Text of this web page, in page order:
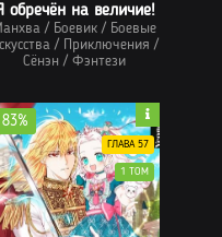
обречён на величие!
/ Боевик / Боевые
/ Приключения /
Сёнэн / Фэнтези
83%
ГЛАВА 57
1 ТОМ